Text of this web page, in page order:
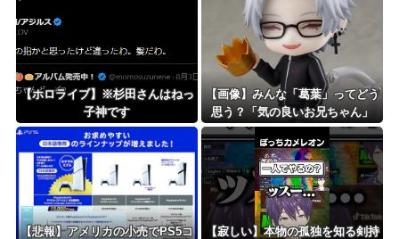
【ホロライブ】※杉田さんはねっ
子神です
【画像】みんな「葛葉」ってどう
思う？「気の良いお兄ちゃん」
【悲報】アメリカの小売でPS5コ
【寂しい】本物の孤独を知る剣持